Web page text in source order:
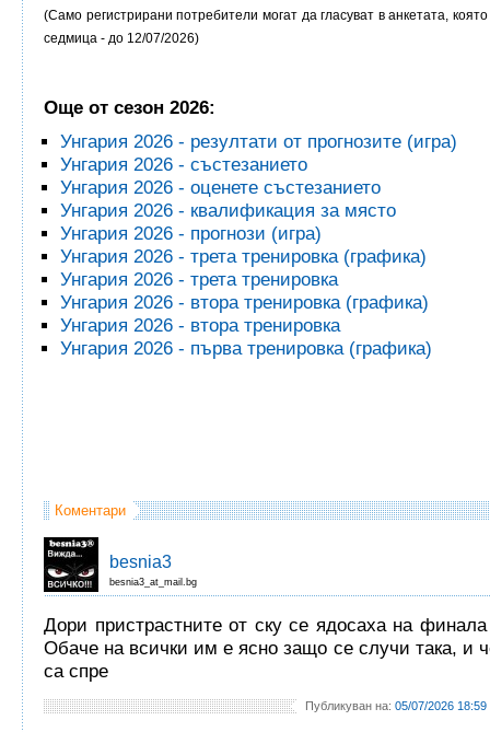
(Само регистрирани потребители могат да гласуват в анкетата,
седмица - до 12/07/2026)
Още от сезон 2026:
Унгария 2026 - резултати от прогнозите (игра)
Унгария 2026 - състезанието
Унгария 2026 - оценете състезанието
Унгария 2026 - квалификация за място
Унгария 2026 - прогнози (игра)
Унгария 2026 - трета тренировка (графика)
Унгария 2026 - трета тренировка
Унгария 2026 - втора тренировка (графика)
Унгария 2026 - втора тренировка
Унгария 2026 - първа тренировка (графика)
Коментари
besnia3
besnia3_at_mail.bg
Дори пристрастните от ску се ядосаха на
Обаче на всички им е ясно защо се случи така, и
са спре
Публикуван на: 05/07/2026 18:59